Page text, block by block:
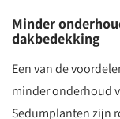
Minder
dakbedekking
Een van de
minder onderhoud
Sedumplanten zijn